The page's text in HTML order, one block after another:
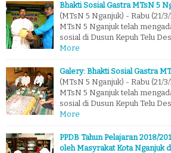
Bhakti Sosial Gastra MTsN 5
(MTsN 5 Nganjuk) - Rabu (21/
MTsN 5 Nganjuk telah
sosial di Dusun Kepuh Telu
More
Galery: Bhakti Sosial Gastra
(MTsN 5 Nganjuk) - Rabu (21/
MTsN 5 Nganjuk telah
sosial di Dusun Kepuh Telu
More
PPDB Tahun Pelajaran 2018/
oleh Masyrakat Kota Nganjuk